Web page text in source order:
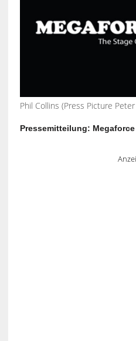
Phil Collins (Press Picture
Pressemitteilung: Megaforce